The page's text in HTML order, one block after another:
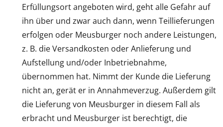
Erfüllungsort angeboten wird, geht alle Gefahr auf
ihn über und zwar auch dann, wenn Teillieferungen
erfolgen oder Meusburger noch andere Leistungen,
z. B. die Versandkosten oder Anlieferung und
Aufstellung und/oder Inbetriebnahme,
übernommen hat. Nimmt der Kunde die Lieferung
nicht an, gerät er in Annahmeverzug. Außerdem gilt
die Lieferung von Meusburger in diesem Fall als
erbracht und Meusburger ist berechtigt, die